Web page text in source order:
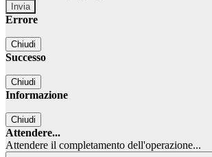
Errore
Chiudi
Successo
Chiudi
Informazione
Chiudi
Attendere...
Attendere il completamento dell'operazione...